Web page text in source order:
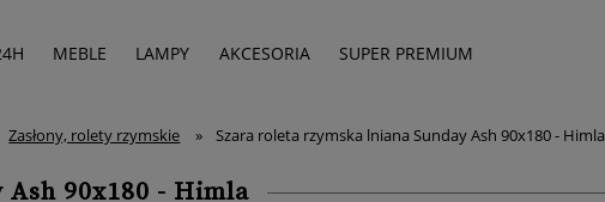
MEBLE LAMPY AKCESORIA SUPER PREMIUM
Zasłony, rolety rzymskie » Szara roleta rzymska lniana Sunday Ash 90x180 - Himla
90x180 - Himla